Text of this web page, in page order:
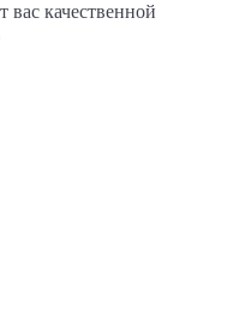
вас качественной